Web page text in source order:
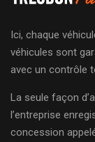
Ici, chaque
véhicules sont
avec un contrôle
La seule façon
l’entreprise
concession